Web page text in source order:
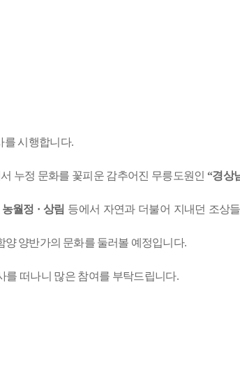
를 시행합니다.
누정 문화를 꽃피운 감추어진 무릉도원인“경상
농월정 ·상림 등에서 자연과 더불어 지내던 조상
양 양반가의 문화를 둘러볼 예정입니다.
를 떠나니 많은 참여를 부탁드립니다.